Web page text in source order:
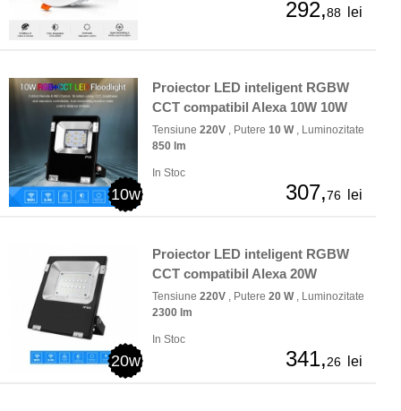
292,88 lei
10w
Proiector LED inteligent RGBW
CCT compatibil Alexa 10W 10W
Tensiune 220V , Putere 10 W, Luminozitate
850 lm
In Stoc
307,76 lei
20w
Proiector LED inteligent RGBW
CCT compatibil Alexa 20W
Tensiune 220V , Putere 20 W, Luminozitate
2300 lm
In Stoc
341,26 lei